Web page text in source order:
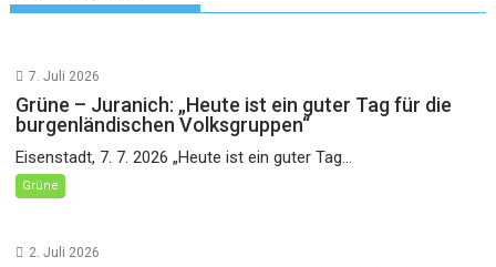
7. Juli 2026
Grüne – Juranich: „Heute ist ein guter Tag für die
burgenländischen Volksgruppen“
Eisenstadt, 7. 7. 2026 „Heute ist ein guter Tag...
Grüne
2. Juli 2026